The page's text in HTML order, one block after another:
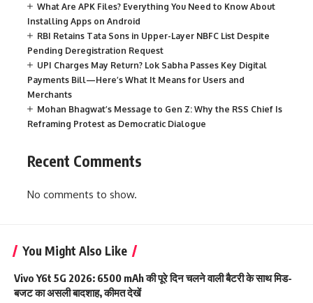
What Are APK Files? Everything You Need to Know About
Installing Apps on Android
RBI Retains Tata Sons in Upper-Layer NBFC List Despite
Pending Deregistration Request
UPI Charges May Return? Lok Sabha Passes Key Digital
Payments Bill—Here’s What It Means for Users and
Merchants
Mohan Bhagwat’s Message to Gen Z: Why the RSS Chief Is
Reframing Protest as Democratic Dialogue
Recent Comments
No comments to show.
You Might Also Like
Vivo Y6t 5G 2026: 6500 mAh की पूरे दिन चलने वाली बैटरी के साथ मिड-
बजट का असली बादशाह, कीमत देखें